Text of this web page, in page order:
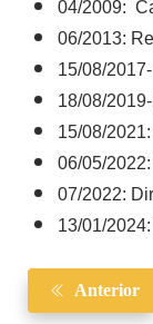
04/2009:
06/2013:
15/08/
18/08/
15/08/
06/05/
07/2022:
13/01/
Anterior